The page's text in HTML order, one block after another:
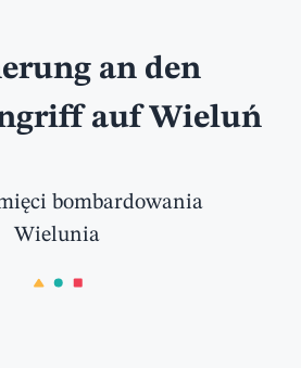
an den
auf Wieluń
bombardowania
Wielunia